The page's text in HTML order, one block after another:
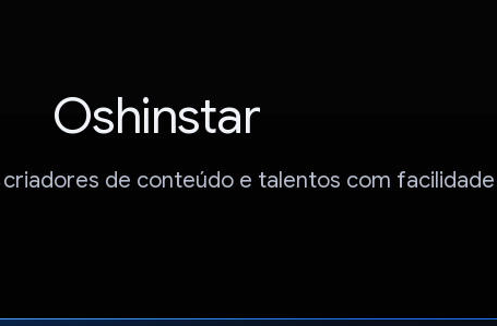
Oshinstar
de conteúdo e talentos com facilidade